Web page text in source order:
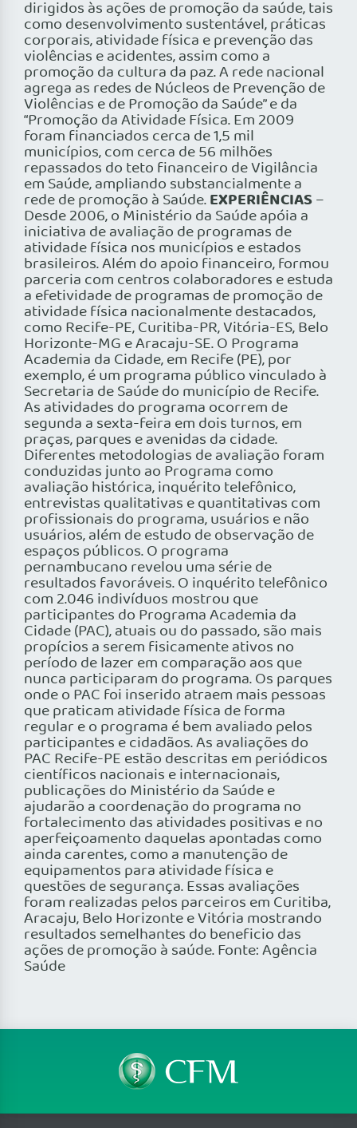
dirigidos às ações de promoção da saúde, tais
como desenvolvimento sustentável, práticas
corporais, atividade física e prevenção das
violências e acidentes, assim como a
promoção da cultura da paz. A rede nacional
agrega as redes de Núcleos de Prevenção de
Violências e de Promoção da Saúde” e da
“Promoção da Atividade Física. Em 2009
foram financiados cerca de 1,5 mil
municípios, com cerca de 56 milhões
repassados do teto financeiro de Vigilância
em Saúde, ampliando substancialmente a
rede de promoção à Saúde.EXPERIÊNCIAS–
Desde 2006, o Ministério da Saúde apóia a
iniciativa de avaliação de programas de
atividade física nos municípios e estados
brasileiros. Além do apoio financeiro, formou
parceria com centros colaboradores e estuda
a efetividade de programas de promoção de
atividade física nacionalmente destacados,
como Recife-PE, Curitiba-PR, Vitória-ES, Belo
Horizonte-MG e Aracaju-SE. O Programa
Academia da Cidade, em Recife (PE), por
exemplo, é um programa público vinculado à
Secretaria de Saúde do município de Recife.
As atividades do programa ocorrem de
segunda a sexta-feira em dois turnos, em
praças, parques e avenidas da cidade.
Diferentes metodologias de avaliação foram
conduzidas junto ao Programa como
avaliação histórica, inquérito telefônico,
entrevistas qualitativas e quantitativas com
profissionais do programa, usuários e não
usuários, além de estudo de observação de
espaços públicos. O programa
pernambucano revelou uma série de
resultados favoráveis. O inquérito telefônico
com 2.046 indivíduos mostrou que
participantes do Programa Academia da
Cidade (PAC), atuais ou do passado, são mais
propícios a serem fisicamente ativos no
período de lazer em comparação aos que
nunca participaram do programa. Os parques
onde o PAC foi inserido atraem mais pessoas
que praticam atividade física de forma
regular e o programa é bem avaliado pelos
participantes e cidadãos. As avaliações do
PAC Recife-PE estão descritas em periódicos
científicos nacionais e internacionais,
publicações do Ministério da Saúde e
ajudarão a coordenação do programa no
fortalecimento das atividades positivas e no
aperfeiçoamento daquelas apontadas como
ainda carentes, como a manutenção de
equipamentos para atividade física e
questões de segurança. Essas avaliações
foram realizadas pelos parceiros em Curitiba,
Aracaju, Belo Horizonte e Vitória mostrando
resultados semelhantes do beneficio das
ações de promoção à saúde. Fonte: Agência
Saúde